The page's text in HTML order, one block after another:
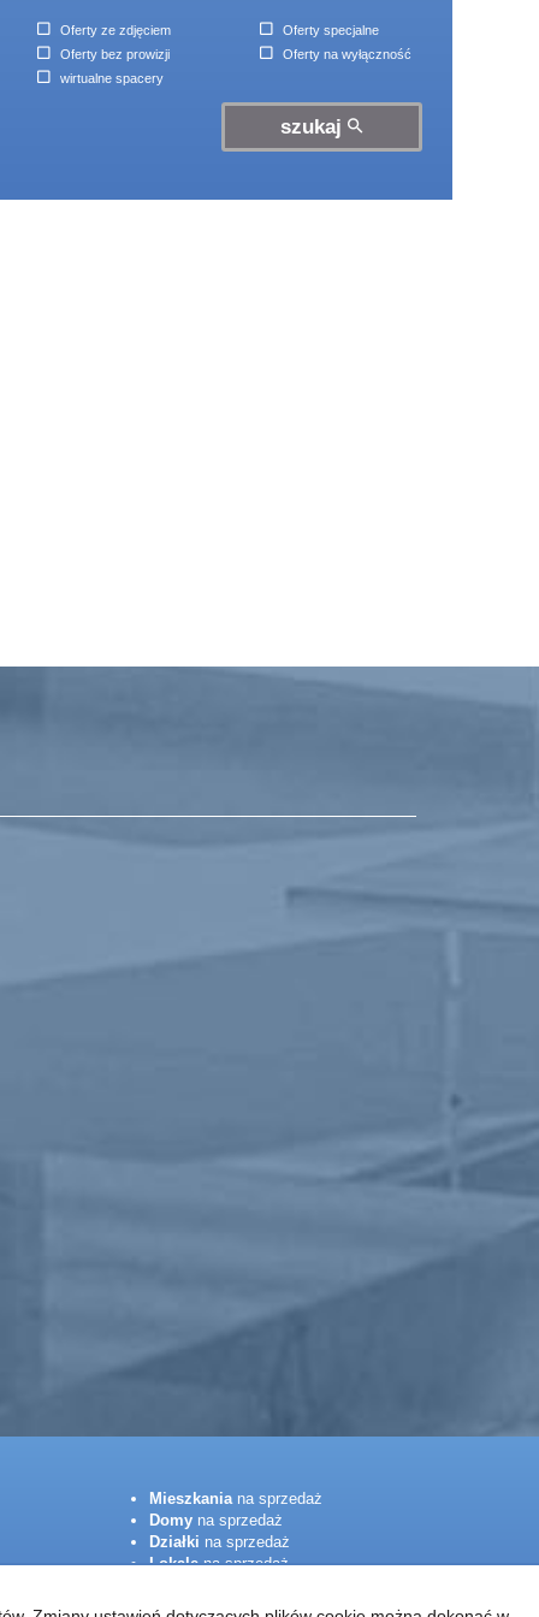
Oferty ze zdjęciem
Oferty specjalne
Oferty bez prowizji
Oferty na wyłączność
wirtualne spacery
szukaj
Mieszkaniana sprzedaż
Domyna sprzedaż
Działki na sprzedaż
Lokalena sprzedaż
Obiekty
na sprzedaż